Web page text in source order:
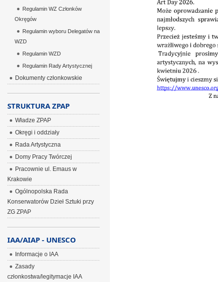
Regulamin WZ Członków
Okręgów
Regulamin wyboru Delegatów na
WZD
Regulamin WZD
Regulamin Rady Artystycznej
Dokumenty członkowskie
STRUKTURA ZPAP
Władze ZPAP
Okręgi i oddziały
Rada Artystyczna
Domy Pracy Twórczej
Pracownie ul. Emaus w
Krakowie
Ogólnopolska Rada
Konserwatorów Dzieł Sztuki przy
ZG ZPAP
IAA/AIAP - UNESCO
Informacje o IAA
Zasady
członkostwa/legitymacje IAA